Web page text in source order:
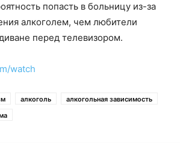
попасть в больницу из-за
алкоголем, чем любители
перед телевизором.
watch
алкоголь
алкогольная зависимость